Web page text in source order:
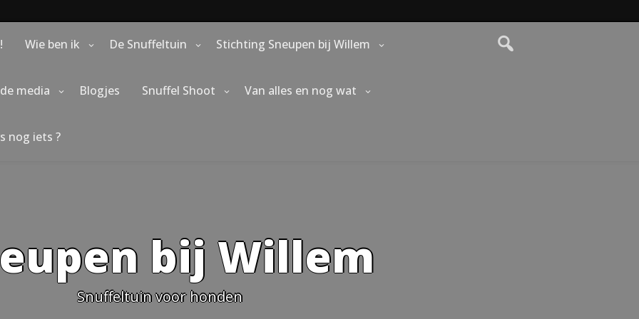
Wie ben ik De Snuffeltuin Stichting Sneupen bij Willem
media Blogjes Snuffel Shoot Van alles en nog wat
nog iets ?
bij Willem
Snuffeltuin voor honden